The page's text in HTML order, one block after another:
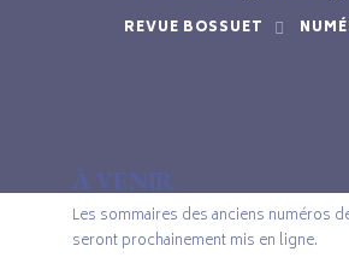
REVUE BOSSUET
À VENIR
Les sommaires des anciens numéros
seront prochainement mis en ligne.